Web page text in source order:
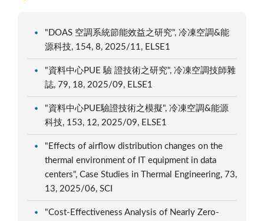
"DOAS 空調系統節能效益之研究", 冷凍空調&能
源科技, 154, 8, 2025/11, ELSE1
"資料中心PUE 驗 證技術之研究", 冷凍空調技師雜
誌, 79, 18, 2025/09, ELSE1
"資料中心PUE驗證技術之模擬", 冷凍空調&能源
科技, 153, 12, 2025/09, ELSE1
"Effects of airflow distribution changes on the
thermal environment of IT equipment in data
centers", Case Studies in Thermal Engineering, 73,
13, 2025/06, SCI
"Cost-Effectiveness Analysis of Nearly Zero-